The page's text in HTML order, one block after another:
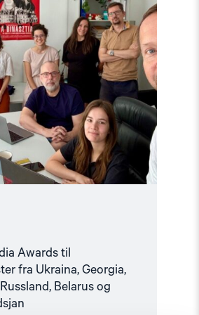
Awards til
fra Ukraina, Georgia,
Belarus og
Ungarn,
Russland,
Belarus
og
Aserbajdsjan"